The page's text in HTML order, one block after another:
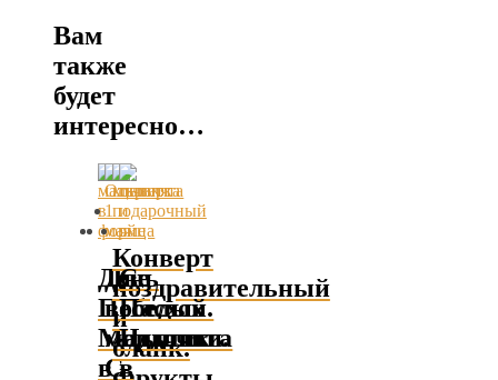
Вам
также
будет
интересно…
День
Победы.
Мальчик
в
Две
веселых
мордочки.
С
Конверт
поздравительный
и
бланк.
С
Пасхой.
Цыплята
в